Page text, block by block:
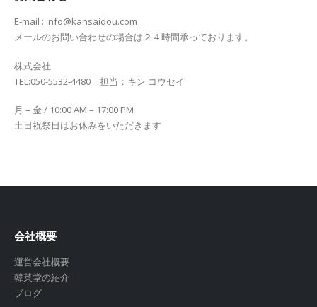
E-mail : info@kansaidou.com
メールのお問い合わせの場合は２４時間承っております。
株式会社
TEL:050-5532-4480 担当：キン コウセイ
月 – 金 / 10:00 AM – 17:00 PM
土日祝祭日はお休みをいただきます
会社概要
運営会社概要
韓菜堂の紹介
ブログ